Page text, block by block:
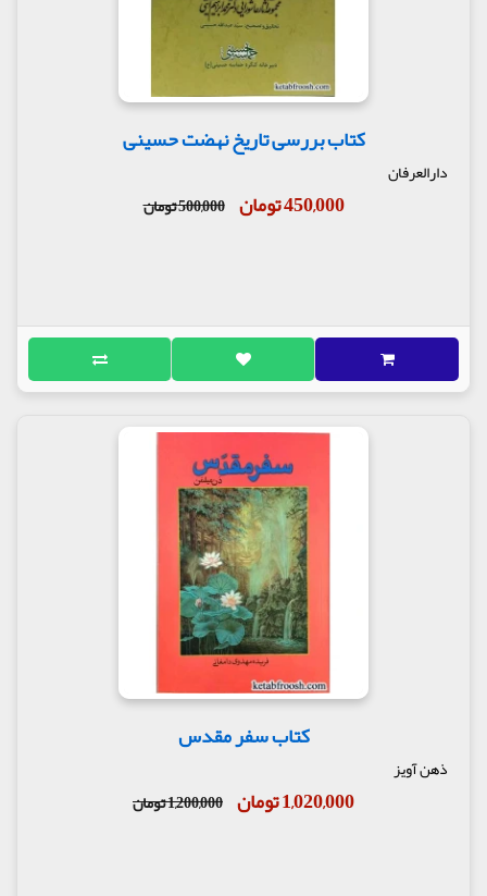
کتاب بررسی تاریخ نهضت حسینی
دارالعرفان
450,000 تومان 500,000 تومان
کتاب سفر مقدس
ذهن آویز
1,020,000 تومان 1,200,000 تومان